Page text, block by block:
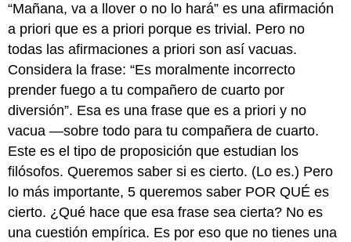
“Mañana, va a llover o no lo hará” es una afirmación
a priori que es a priori porque es trivial. Pero no
todas las afirmaciones a priori son así vacuas.
Considera la frase: “Es moralmente incorrecto
prender fuego a tu compañero de cuarto por
diversión”. Esa es una frase que es a priori y no
vacua —sobre todo para tu compañera de cuarto.
Este es el tipo de proposición que estudian los
filósofos. Queremos saber si es cierto. (Lo es.) Pero
lo más importante, 5 queremos saber POR QUÉ es
cierto. ¿Qué hace que esa frase sea cierta? No es
una cuestión empírica. Es por eso que no tienes una